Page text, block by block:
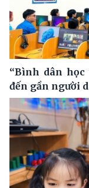
“Bình dân học
đến gần người